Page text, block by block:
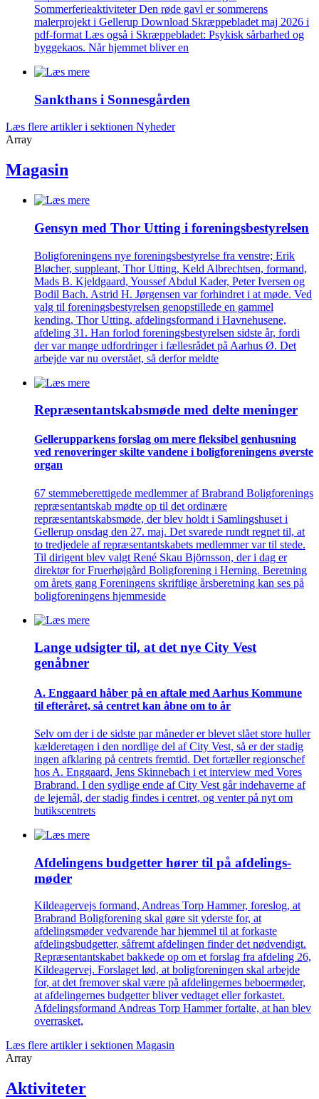
Sommerferieaktiviteter Den røde gavl er sommerens
malerprojekt i Gellerup Download Skræppebladet maj 2026 i
pdf-format Læs også i Skræppebladet: Psykisk sårbarhed og
byggekaos. Når hjemmet bliver en
Sankthans i Sonnes­gården
Læs flere artikler i sektionen Nyheder
Array
Magasin
Gensyn med Thor Utting i forenings­bestyrelsen
Boligforeningens nye foreningsbestyrelse fra venstre; Erik
Bløcher, suppleant, Thor Utting, Keld Albrechtsen, formand,
Mads B. Kjeldgaard, Youssef Abdul Kader, Peter Iversen og
Bodil Bach. Astrid H. Jørgensen var forhindret i at møde. Ved
valg til foreningsbestyrelsen genopstillede en gammel
kending, Thor Utting, afdelingsformand i Havnehusene,
afdeling 31. Han forlod foreningsbestyrelsen sidste år, fordi
der var mange udfordringer i fællesrådet på Aarhus Ø. Det
arbejde var nu overstået, så derfor meldte
Repræsentant­skabs­møde med delte meninger
Gellerup­parkens forslag om mere fleksibel genhusning
ved renove­ringer skilte vandene i bolig­foreningens øverste
organ
67 stemmeberettigede medlemmer af Brabrand Boligforenings
repræsentantskab mødte op til det ordinære
repræsentantskabsmøde, der blev holdt i Samlingshuset i
Gellerup onsdag den 27. maj. Det svarede rundt regnet til, at
to tredjedele af repræsentantskabets medlemmer var til stede.
Til dirigent blev valgt René Skau Björnsson, der i dag er
direktør for Fruerhøjgård Boligforening i Herning. Beretning
om årets gang Foreningens skriftlige årsberetning kan ses på
boligforeningens hjemmeside
Lange udsigter til, at det nye City Vest
genåbner
A. Enggaard håber på en aftale med Aarhus Kommune
til efteråret, så centret kan åbne om to år
Selv om der i de sidste par måneder er blevet slået store huller
kælderetagen i den nordlige del af City Vest, så er der stadig
ingen afklaring på centrets fremtid. Det fortæller regionschef
hos A. Enggaard, Jens Skinnebach i et interview med Vores
Brabrand. I den sydlige ende af City Vest går indehaverne af
de lejemål, der stadig findes i centret, og venter på nyt om
butikscentrets
Afdelingens budgetter hører til på afdelings­
møder
Kildeagervejs formand, Andreas Torp Hammer, foreslog, at
Brabrand Boligforening skal gøre sit yderste for, at
afdelingsmøder vedvarende har hjemmel til at forkaste
afdelingsbudgetter, såfremt afdelingen finder det nødvendigt.
Repræsentantskabet bakkede op om et forslag fra afdeling 26,
Kildeagervej. Forslaget lød, at boligforeningen skal arbejde
for, at det fremover skal være på afdelingernes beboermøder,
at afdelingernes budgetter bliver vedtaget eller forkastet.
Afdelingsformand Andreas Torp Hammer fortalte, at han blev
overrasket,
Læs flere artikler i sektionen Magasin
Array
Aktiviteter